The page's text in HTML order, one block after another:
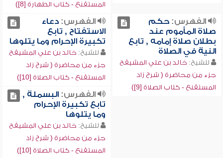
المستقنع - كتاب الطهارة [8])
الفهرس:حكم
صلاة المأموم عند
بطلان صلاة إمامه , تابع
النية في الصلاة
للشيخ: خالد بن علي المشيقح
جزء من محاضرة ( شرح زاد
المستقنع - كتاب الصلاة [9])
الفهرس:دعاء
الاستفتاح , تابع
تكبيرة الإحرام وما يتلوها
للشيخ: خالد بن علي المشيقح
جزء من محاضرة ( شرح زاد
المستقنع - كتاب الصلاة [10])
الفهرس:البسملة ,
تابع تكبيرة الإحرام
وما يتلوها
للشيخ: خالد بن علي المشيقح
جزء من محاضرة ( شرح زاد
المستقنع - كتاب الصلاة [10])